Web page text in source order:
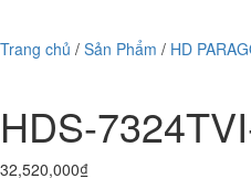
Trang chủ / Sản Phẩm / HD
HDS-
32,520,000₫